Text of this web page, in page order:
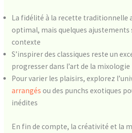
La fidélité à la recette traditionnelle
optimal, mais quelques ajustements
contexte
S’inspirer des classiques reste un
progresser dans l’art de la mixologie
Pour varier les plaisirs, explorez
arrangés ou des punchs exotiques
inédites
En fin de compte, la créativité et la